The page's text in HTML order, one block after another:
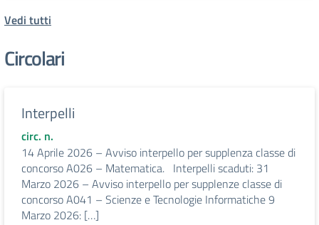
Vedi tutti
Circolari
Interpelli
circ. n.
14 Aprile 2026 – Avviso interpello per supplenza classe di
concorso A026 – Matematica. Interpelli scaduti: 31
Marzo 2026 – Avviso interpello per supplenze classe di
concorso A041 – Scienze e Tecnologie Informatiche 9
Marzo 2026: […]